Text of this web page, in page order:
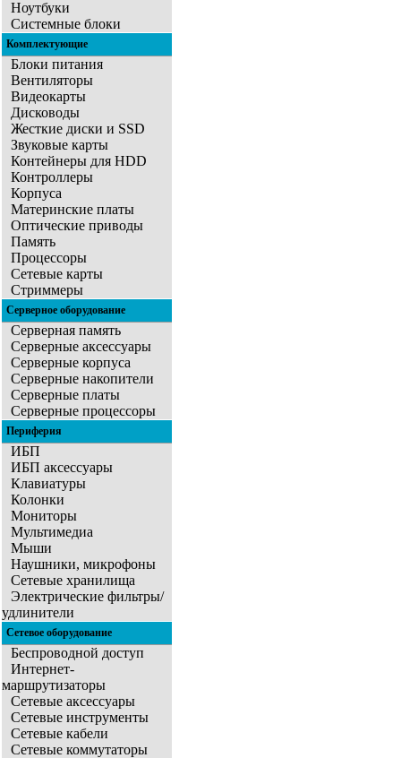
Ноутбуки
Системные блоки
Комплектующие
Блоки питания
Вентиляторы
Видеокарты
Дисководы
Жесткие диски и SSD
Звуковые карты
Контейнеры для HDD
Контроллеры
Корпуса
Материнские платы
Оптические приводы
Память
Процессоры
Сетевые карты
Стриммеры
Серверное оборудование
Серверная память
Серверные аксессуары
Серверные корпуса
Серверные накопители
Серверные платы
Серверные процессоры
Периферия
ИБП
ИБП аксессуары
Клавиатуры
Колонки
Мониторы
Мультимедиа
Мыши
Наушники, микрофоны
Сетевые хранилища
Электрические фильтры/
удлинители
Сетевое оборудование
Беспроводной доступ
Интернет-
маршрутизаторы
Сетевые аксессуары
Сетевые инструменты
Сетевые кабели
Сетевые коммутаторы